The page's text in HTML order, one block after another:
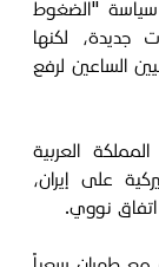
سياسة "الضغوط
جديدة، لكنها
الساعين لرفع
العربية
على إيران،
نووي.